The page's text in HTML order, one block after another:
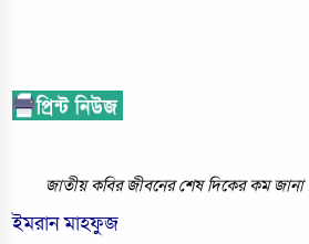
জাতীয় কবির জীবনের শেষ দিকের কম জানা
ইমরান মাহফুজ